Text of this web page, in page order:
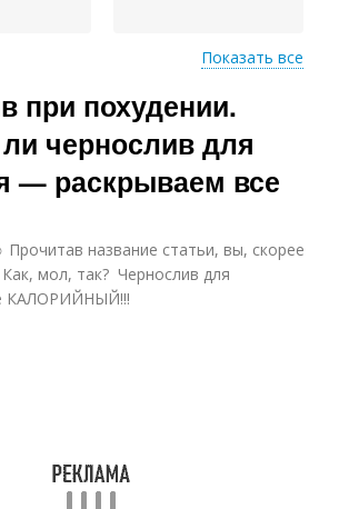
Чернослив при диете
Показать все
при похудении.
чернослив для
— раскрываем все
название статьи, вы, скорее
Как, мол, так? Чернослив для
КАЛОРИЙНЫЙ!!!